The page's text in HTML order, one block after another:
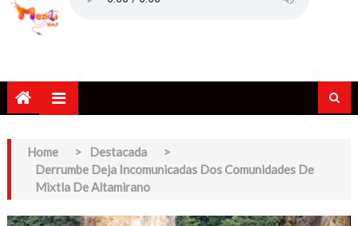
Home > Destacada
>
Derrumbe Deja Incomunicadas Dos Comunidades De
Mixtla De Altamirano